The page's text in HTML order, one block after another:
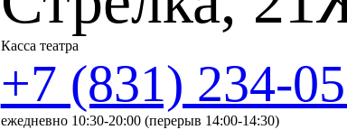
Касса театра
+7 (831) 234-
ежедневно 10:30-20:00 (перерыв 14:00-14:30)